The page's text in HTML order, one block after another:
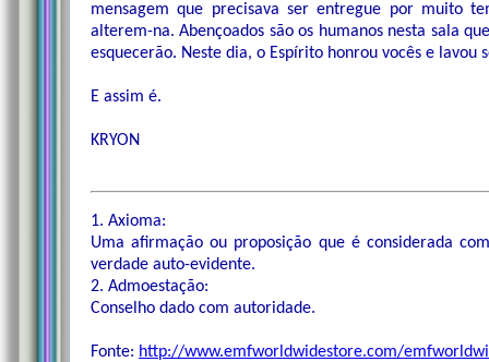
mensagem que precisava ser entregue por muito
alterem-na. Abençoados são os humanos nesta sala
esquecerão. Neste dia, o Espírito honrou vocês e lavou
E assim é.
KRYON
1. Axioma:
Uma afirmação ou proposição que é considerada
verdade auto-evidente.
2. Admoestação:
Conselho dado com autoridade.
Fonte: http://www.emfworldwidestore.com/